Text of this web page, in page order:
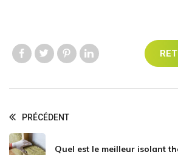
Like usLike usLike us
PRÉCÉDENT
Quel est le meilleur isolant